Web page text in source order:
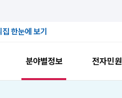
한눈에 보기
분야별정보 전자민원